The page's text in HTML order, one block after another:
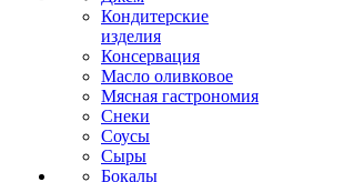
Кондитерские
изделия
Консервация
Масло оливковое
Мясная гастрономия
Снеки
Соусы
Сыры
Бокалы